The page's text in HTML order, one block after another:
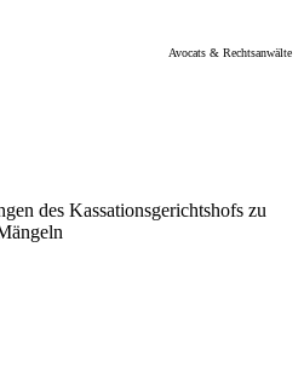
Avocats & Rechtsanwälte
des Kassationsgerichtshofs zu